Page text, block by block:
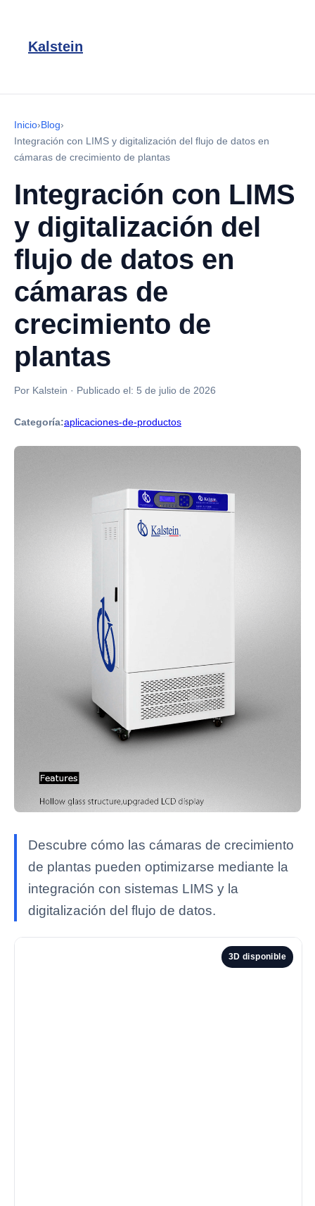
Kalstein
Inicio›Blog›
Integración con LIMS y digitalización del flujo de datos en
cámaras de crecimiento de plantas
Integración con LIMS
y digitalización del
flujo de datos en
cámaras de
crecimiento de
plantas
Por Kalstein · Publicado el: 5 de julio de 2026
Categoría:aplicaciones-de-productos
Descubre cómo las cámaras de crecimiento
de plantas pueden optimizarse mediante la
integración con sistemas LIMS y la
digitalización del flujo de datos.
3D disponible